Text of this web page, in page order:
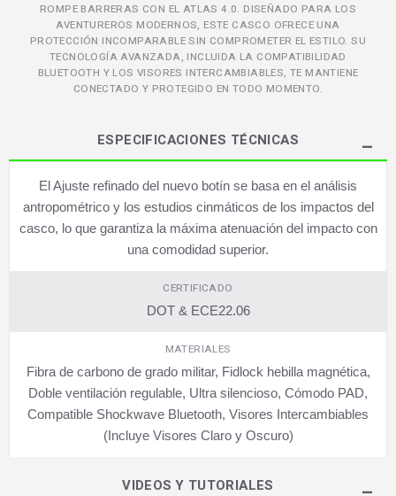
ROMPE BARRERAS CON EL ATLAS 4.0. DISEÑADO PARA LOS
AVENTUREROS MODERNOS, ESTE CASCO OFRECE UNA
PROTECCIÓN INCOMPARABLE SIN COMPROMETER EL ESTILO. SU
TECNOLOGÍA AVANZADA, INCLUIDA LA COMPATIBILIDAD
BLUETOOTH Y LOS VISORES INTERCAMBIABLES, TE MANTIENE
CONECTADO Y PROTEGIDO EN TODO MOMENTO.
ESPECIFICACIONES TÉCNICAS
El Ajuste refinado del nuevo botín se basa en el análisis
antropométrico y los estudios cinmáticos de los impactos del
casco, lo que garantiza la máxima atenuación del impacto con
una comodidad superior.
CERTIFICADO
DOT & ECE22.06
MATERIALES
Fibra de carbono de grado militar, Fidlock hebilla magnética,
Doble ventilación regulable, Ultra silencioso, Cómodo PAD,
Compatible Shockwave Bluetooth, Visores Intercambiables
(Incluye Visores Claro y Oscuro)
VIDEOS Y TUTORIALES